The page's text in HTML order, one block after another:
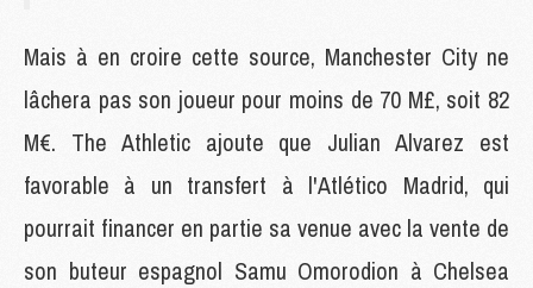
Mais à en croire cette source, Manchester City ne
lâchera pas son joueur pour moins de 70 M£, soit 82
M€. The Athletic ajoute que Julian Alvarez est
favorable à un transfert à l'Atlético Madrid, qui
pourrait financer en partie sa venue avec la vente de
son buteur espagnol Samu Omorodion à Chelsea